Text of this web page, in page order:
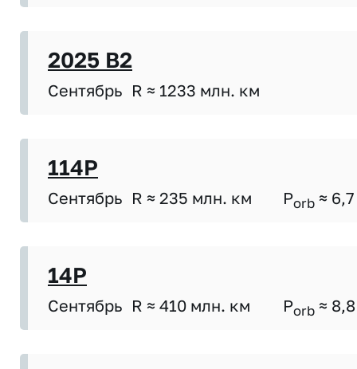
2025 B2
Сентябрь R ≈ 1233 млн. км
114P
Сентябрь R ≈ 235 млн. км Porb ≈ 6,7
14P
Сентябрь R ≈ 410 млн. км Porb ≈ 8,8